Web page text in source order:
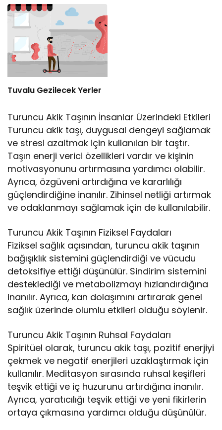
Tuvalu Gezilecek Yerler
Turuncu Akik Taşının İnsanlar Üzerindeki Etkileri
Turuncu akik taşı, duygusal dengeyi sağlamak
ve stresi azaltmak için kullanılan bir taştır.
Taşın enerji verici özellikleri vardır ve kişinin
motivasyonunu artırmasına yardımcı olabilir.
Ayrıca, özgüveni artırdığına ve kararlılığı
güçlendirdiğine inanılır. Zihinsel netliği artırmak
ve odaklanmayı sağlamak için de kullanılabilir.
Turuncu Akik Taşının Fiziksel Faydaları
Fiziksel sağlık açısından, turuncu akik taşının
bağışıklık sistemini güçlendirdiği ve vücudu
detoksifiye ettiği düşünülür. Sindirim sistemini
desteklediği ve metabolizmayı hızlandırdığına
inanılır. Ayrıca, kan dolaşımını artırarak genel
sağlık üzerinde olumlu etkileri olduğu söylenir.
Turuncu Akik Taşının Ruhsal Faydaları
Spiritüel olarak, turuncu akik taşı, pozitif enerjiyi
çekmek ve negatif enerjileri uzaklaştırmak için
kullanılır. Meditasyon sırasında ruhsal keşifleri
teşvik ettiği ve iç huzurunu artırdığına inanılır.
Ayrıca, yaratıcılığı teşvik ettiği ve yeni fikirlerin
ortaya çıkmasına yardımcı olduğu düşünülür.